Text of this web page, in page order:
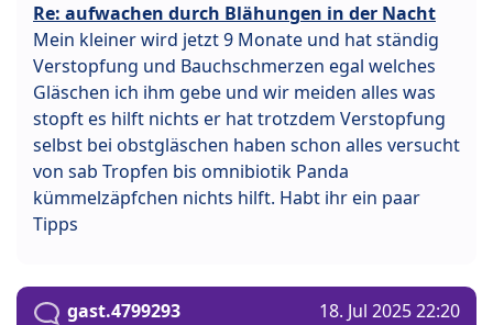
Re: aufwachen durch Blähungen in der Nacht
Mein kleiner wird jetzt 9 Monate und hat ständig
Verstopfung und Bauchschmerzen egal welches
Gläschen ich ihm gebe und wir meiden alles was
stopft es hilft nichts er hat trotzdem Verstopfung
selbst bei obstgläschen haben schon alles versucht
von sab Tropfen bis omnibiotik Panda
kümmelzäpfchen nichts hilft. Habt ihr ein paar
Tipps
gast.4799293 18. Jul 2025 22:20